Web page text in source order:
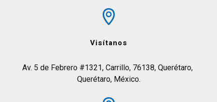
Visítanos
Av. 5 de Febrero #1321, Carrillo, 76138, Querétaro,
Querétaro, México.